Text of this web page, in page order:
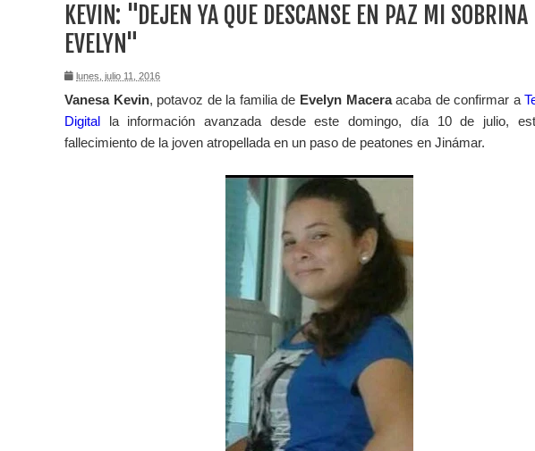
KEVIN: "DEJEN YA QUE DESCANSE EN PAZ MI SOBRINA
EVELYN"
lunes, julio 11, 2016
Vanesa Kevin, potavoz de la familia de Evelyn Maceraacaba de confirmar a
Digital la información avanzada desde este domingo, día 10 de julio,
fallecimiento de la joven atropellada en un paso de peatones en Jinámar.